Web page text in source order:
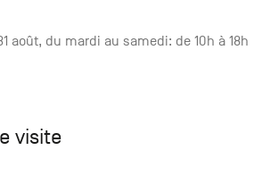
août, du mardi au samedi: de 10h à 18h
visite